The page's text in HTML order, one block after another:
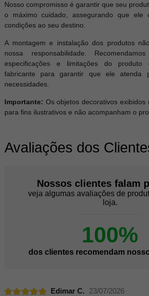
Nosso compromisso é garantir que seu
o máximo cuidado, assegurando que ele
condições ao seu destino.
A montagem e instalação dos produtos
nossa responsabilidade.
especificações e limitações do produto
fabricante para garantir que ele atenda
necessidades.
Importante: Os objetos decorativos
para fins ilustrativos e não acompanham o
Avaliações dos
Nossos clientes falam
veja algumas avaliações de
loja.
100%
dos clientes recomendam
Edimar C.
23/07/2026